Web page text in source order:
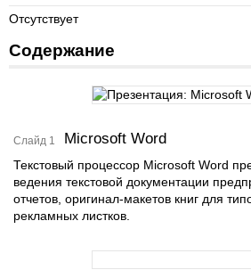
Отсутствует
Содержание
Слайд 1 Microsoft Word
Текстовый процессор Microsoft Word
ведения текстовой документации
отчетов, оригинал-макетов книг для
рекламных листков.